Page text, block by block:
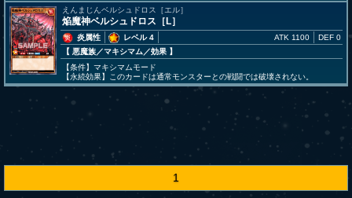
えんまじんベルシュドロス［エル］
焔魔神ベルシュドロス［L］
炎属性
レベル 4
【 悪魔族／マキシマム／効果 】
ATK 1100 DEF 0
【条件】マキシマムモード
【永続効果】このカードは通常モンスターとの戦闘では破壊されない。
1